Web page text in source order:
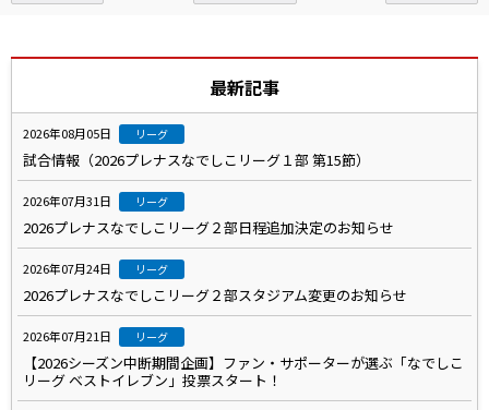
最新記事
2026年08月05日 リーグ
試合情報（2026プレナスなでしこリーグ１部 第15節）
2026年07月31日 リーグ
2026プレナスなでしこリーグ２部日程追加決定のお知らせ
2026年07月24日 リーグ
2026プレナスなでしこリーグ２部スタジアム変更のお知らせ
2026年07月21日 リーグ
【2026シーズン中断期間企画】ファン・サポーターが選ぶ「なでしこ
リーグ ベストイレブン」投票スタート！